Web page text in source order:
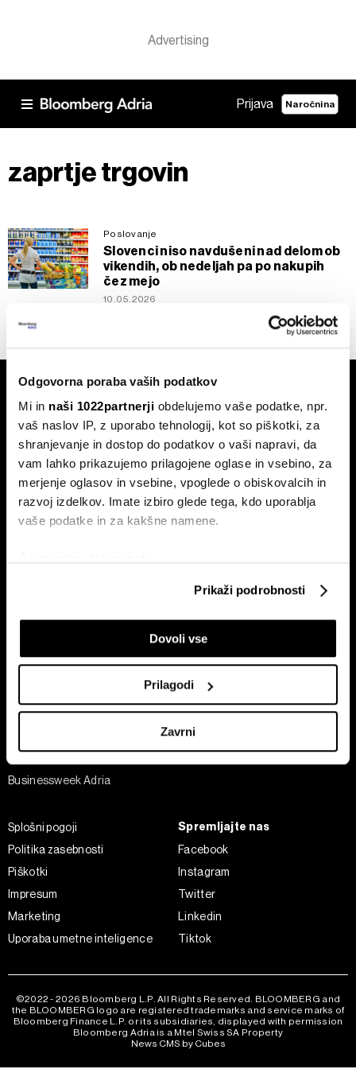
Odgovorna poraba vaših podatkov
Mi in naši 1022partnerji obdelujemo vaše podatke, npr.
vaš naslov IP, z uporabo tehnologij, kot so piškotki, za
shranjevanje in dostop do podatkov o vaši napravi, da
vam lahko prikazujemo prilagojene oglase in vsebino, za
merjenje oglasov in vsebine, vpoglede o obiskovalcih in
razvoj izdelkov. Imate izbiro glede tega, kdo uporablja
vaše podatke in za kakšne namene.
Identificirati napravo z aktivnim preverjanjem
lastnosti (odčitavanje prstnih odtisov)
Poglejte si še, kako se obdelujejo vaši osebni podatki in
nastavite svoje preference vrazdelku o podrobnostih
iz Izjave o piškotkih.
Skupni upravljavci obdelave so HD-WIN ARENA SPORT
d.o.o. inPartnerji
pa vPolitiki piškotkov
Piškotke lahko kadar koli ponovno prilagodite tako, da
kliknete možnost »Prikaži podrobnosti«. Privolitev lahko
kadar koli prekličete brez kakršnih koli posledic.
Prikaži podrobnosti
Dovoli vse
Prilagodi
Zavrni
Prijava Naročnina
zaprtje trgovin
Poslovanje
Slovenci niso navdušeni nad delom ob
vikendih, ob nedeljah pa po nakupih
čez mejo
10.05.2026
Naročite se na e-
pismo
Finančni trgi
Tehnologija
Šport
Businessweek Adria
Splošni pogoji
Politika zasebnosti
Piškotki
Impresum
Marketing
Uporaba umetne inteligence
Spremljajte nas
Facebook
Instagram
Twitter
Linkedin
Tiktok
©2022 - 2026 Bloomberg L.P. All Rights Reserved. BLOOMBERG and
the BLOOMBERG logo are registered trademarks and service marks of
Bloomberg Finance L.P. or its subsidiaries, displayed with permission
Bloomberg Adria is a Mtel Swiss SA Property
News CMS by Cubes